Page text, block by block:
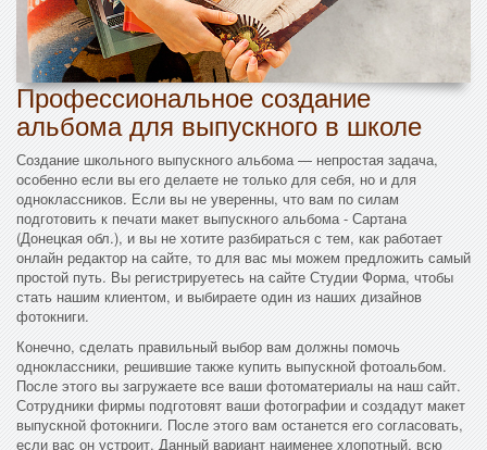
Профессиональное создание
альбома для выпускного в школе
Создание школьного выпускного альбома — непростая задача,
особенно если вы его делаете не только для себя, но и для
одноклассников. Если вы не уверенны, что вам по силам
подготовить к печати макет выпускного альбома - Сартана
(Донецкая обл.), и вы не хотите разбираться с тем, как работает
онлайн редактор на сайте, то для вас мы можем предложить самый
простой путь. Вы регистрируетесь на сайте Студии Форма, чтобы
стать нашим клиентом, и выбираете один из наших дизайнов
фотокниги.
Конечно, сделать правильный выбор вам должны помочь
одноклассники, решившие также купить выпускной фотоальбом.
После этого вы загружаете все ваши фотоматериалы на наш сайт.
Сотрудники фирмы подготовят ваши фотографии и создадут макет
выпускной фотокниги. После этого вам останется его согласовать,
если вас он устроит. Данный вариант наименее хлопотный, всю